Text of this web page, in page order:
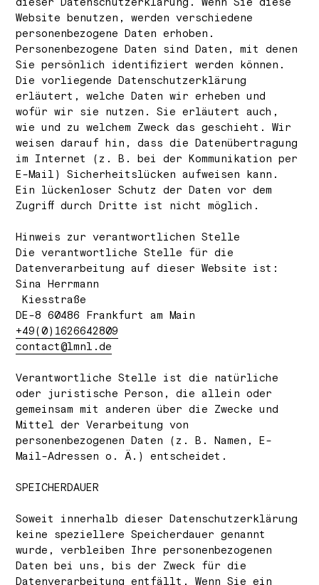
Website benutzen, werden verschiedene
personenbezogene Daten erhoben.
Personenbezogene Daten sind Daten, mit denen
Sie persönlich identifiziert werden können.
Die vorliegende Datenschutzerklärung
erläutert, welche Daten wir erheben und
wofür wir sie nutzen. Sie erläutert auch,
wie und zu welchem Zweck das geschieht. Wir
weisen darauf hin, dass die Datenübertragung
im Internet (z. B. bei der Kommunikation per
E-Mail) Sicherheitslücken aufweisen kann.
Ein lückenloser Schutz der Daten vor dem
Zugriff durch Dritte ist nicht möglich.
Hinweis zur verantwortlichen Stelle
Die verantwortliche Stelle für die
Datenverarbeitung auf dieser Website ist:
Sina Herrmann
Kiesstraße
DE-8 60486 Frankfurt am Main
+49(0)1626642809
contact@lmnl.de
Verantwortliche Stelle ist die natürliche
oder juristische Person, die allein oder
gemeinsam mit anderen über die Zwecke und
Mittel der Verarbeitung von
personenbezogenen Daten (z. B. Namen, E-
Mail-Adressen o. Ä.) entscheidet.
SPEICHERDAUER
Soweit innerhalb dieser Datenschutzerklärung
keine speziellere Speicherdauer genannt
wurde, verbleiben Ihre personenbezogenen
Daten bei uns, bis der Zweck für die
Datenverarbeitung entfällt. Wenn Sie ein